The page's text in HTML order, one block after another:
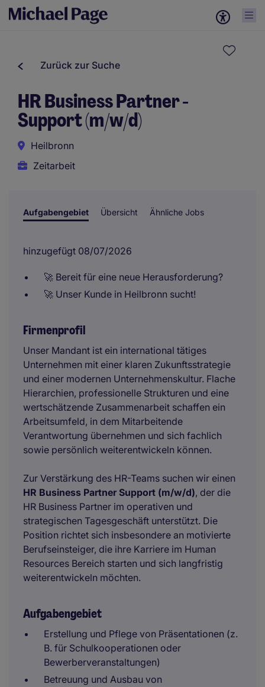
Zurück zur Suche
HR Business Partner -
Support (m/w/d)
Heilbronn
Zeitarbeit
Aufgabengebiet Übersicht Ähnliche Jobs
hinzugefügt 08/07/2026
🚀 Bereit für eine neue Herausforderung?
🚀 Unser Kunde in Heilbronn sucht!
Firmenprofil
Unser Mandant ist ein international tätiges
Unternehmen mit einer klaren Zukunftsstrategie
und einer modernen Unternehmenskultur. Flache
Hierarchien, professionelle Strukturen und eine
wertschätzende Zusammenarbeit schaffen ein
Arbeitsumfeld, in dem Mitarbeitende
Verantwortung übernehmen und sich fachlich
sowie persönlich weiterentwickeln können.
Zur Verstärkung des HR-Teams suchen wir einen
HR Business Partner Support (m/w/d), der die
HR Business Partner im operativen und
strategischen Tagesgeschäft unterstützt. Die
Position richtet sich insbesondere an motivierte
Berufseinsteiger, die ihre Karriere im Human
Resources Bereich starten und sich langfristig
weiterentwickeln möchten.
Aufgabengebiet
Erstellung und Pflege von Präsentationen (z.
B. für Schulkooperationen oder
Bewerberveranstaltungen)
Betreuung und Ausbau von